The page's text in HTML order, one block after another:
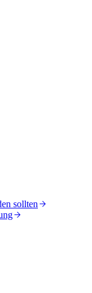
sollten